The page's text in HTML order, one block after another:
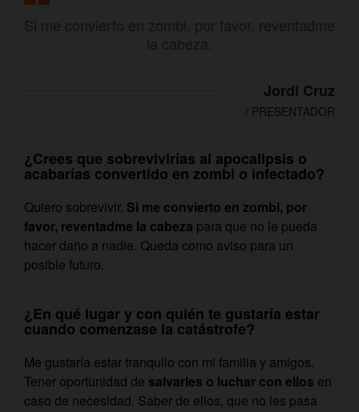
Jordi Cruz
/ PRESENTADOR
¿Crees que sobrevivirías al apocalipsis o
acabarías convertido en zombi o infectado?
Quiero sobrevivir. Si me convierto en zombi, por
favor, reventadme la cabeza para que no le pueda
hacer daño a nadie. Queda como aviso para un
posible futuro.
¿En qué lugar y con quién te gustaría estar
cuando comenzase la catástrofe?
Me gustaría estar tranquilo con mi familia y amigos.
Tener oportunidad de salvarles o luchar con ellos en
caso de necesidad. Saber de ellos, que no les pasa